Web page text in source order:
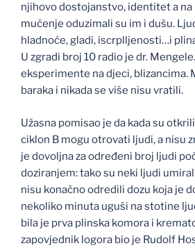
njihovo dostojanstvo, identitet a
mučenje oduzimali su im i dušu.
hladnoće, gladi, iscrplljenosti…i
U zgradi broj 10 radio je dr.
eksperimente na djeci, blizancima.
baraka i nikada se više nisu vratili.
Užasna pomisao je da kada su
ciklon B mogu otrovati ljudi, a nisu
je dovoljna za određeni broj ljudi
doziranjem: tako su neki ljudi
nisu konačno odredili dozu koja je
nekoliko minuta uguši na stotine
bila je prva plinska komora i
zapovjednik logora bio je Rudolf